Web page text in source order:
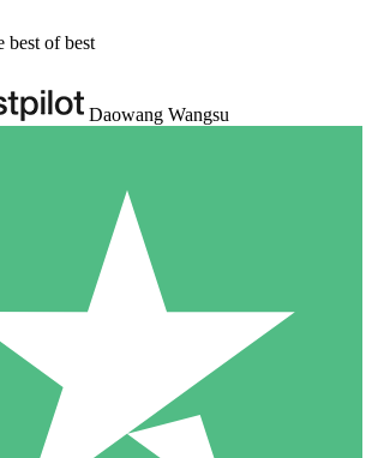
best of best
Daowang Wangsu